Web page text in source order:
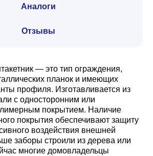
Аналоги
Отзывы
— это тип ограждения,
планок и имеющих
профиля. Изготавливается из
с односторонним или
покрытием. Наличие
покрытия обеспечивают защиту
воздействия внешней
заборы строили из дерева или
многие домовладельцы